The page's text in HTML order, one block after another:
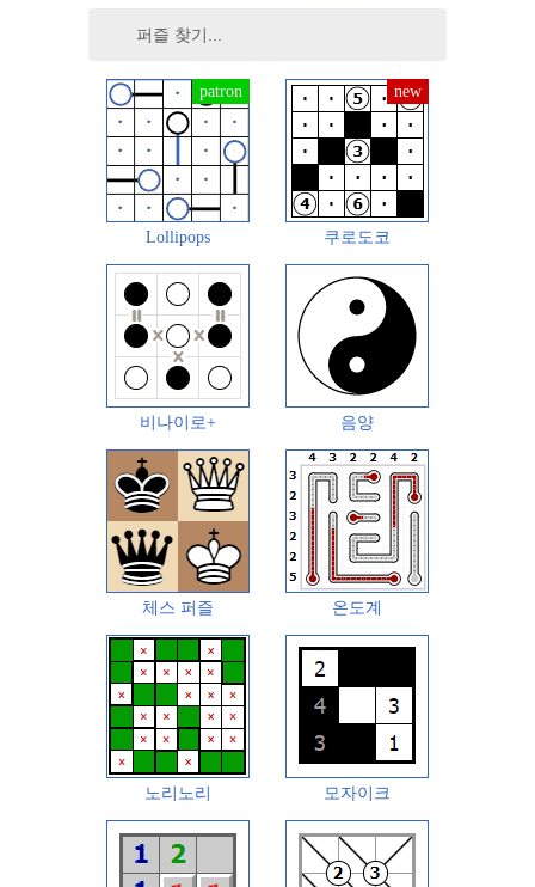
Lollipops 쿠로도코
비나이로+ 음양
체스 퍼즐 온도계
노리노리 모자이크